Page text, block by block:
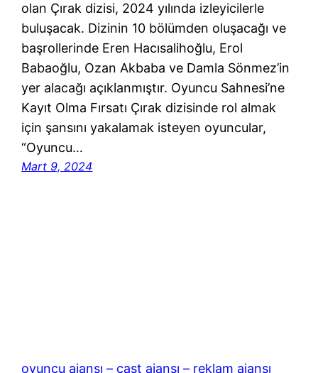
olan Çırak dizisi, 2024 yılında izleyicilerle
buluşacak. Dizinin 10 bölümden oluşacağı ve
başrollerinde Eren Hacısalihoğlu, Erol
Babaoğlu, Ozan Akbaba ve Damla Sönmez’in
yer alacağı açıklanmıştır. Oyuncu Sahnesi’ne
Kayıt Olma Fırsatı Çırak dizisinde rol almak
için şansını yakalamak isteyen oyuncular,
“Oyuncu…
Mart 9, 2024
oyuncu ajansı – cast ajansı – reklam ajansı